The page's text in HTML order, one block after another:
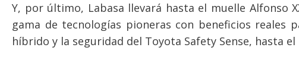
Y, por último, Labasa llevará hasta el muelle Alfonso
gama de tecnologías pioneras con beneficios reales
híbrido y la seguridad del Toyota Safety Sense, hasta